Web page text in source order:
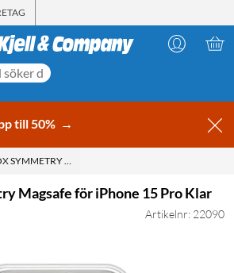
till 50% →
SYMMETRY MAGSAFE FÖR IPHONE 15 PRO KLAR
Magsafe för iPhone 15 Pro Klar
Artikelnr: 22090